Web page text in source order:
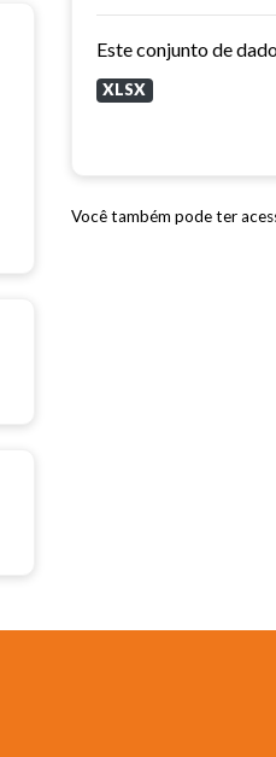
XLSX
Você também pode ter